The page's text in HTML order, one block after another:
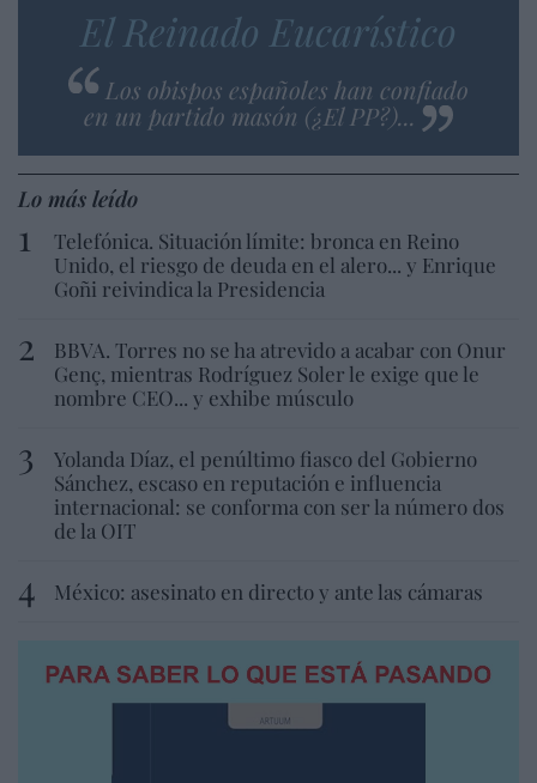
El Reinado Eucarístico
Los obispos españoles han confiado
en un partido masón (¿El PP?)...
Lo más leído
Telefónica. Situación límite: bronca en Reino
Unido, el riesgo de deuda en el alero... y Enrique
Goñi reivindica la Presidencia
BBVA. Torres no se ha atrevido a acabar con Onur
Genç, mientras Rodríguez Soler le exige que le
nombre CEO... y exhibe músculo
Yolanda Díaz, el penúltimo fiasco del Gobierno
Sánchez, escaso en reputación e influencia
internacional: se conforma con ser la número dos
de la OIT
México: asesinato en directo y ante las cámaras